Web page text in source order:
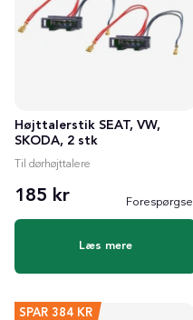
Højttalerstik SEAT, VW,
SKODA, 2 stk
Til dørhøjttalere
185 kr Forespørgsel
Læs mere
SPAR 384 KR